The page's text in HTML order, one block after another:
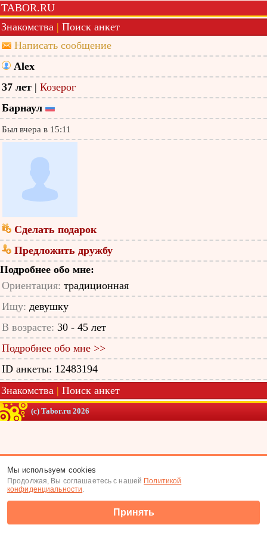
TABOR.RU
Знакомства | Поиск анкет
Написать сообщение
Alex
37 лет | Козерог
Барнаул
Был вчера в 15:11
Сделать подарок
Предложить дружбу
Подробнее обо мне:
Ориентация: традиционная
Ищу: девушку
В возрасте: 30 - 45 лет
Подробнее обо мне >>
ID анкеты: 12483194
Знакомства | Поиск анкет
(c) Tabor.ru 2026
Мы используем cookies
Продолжая, Вы соглашаетесь с нашей Политикой
конфиденциальности.
Принять